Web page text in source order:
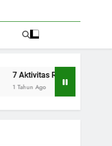
Ringan yang Bisa